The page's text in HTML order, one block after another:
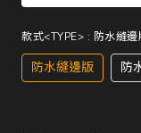
款式<TYPE> : 防水縫邊
防水縫邊版 防